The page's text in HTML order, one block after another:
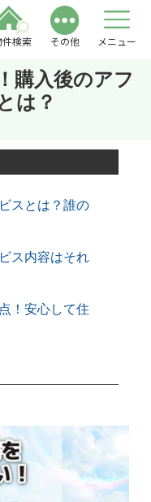
件検索 その他 メニュー
購入後のアフ
は？
スとは？誰の
ス内容はそれ
！安心して住